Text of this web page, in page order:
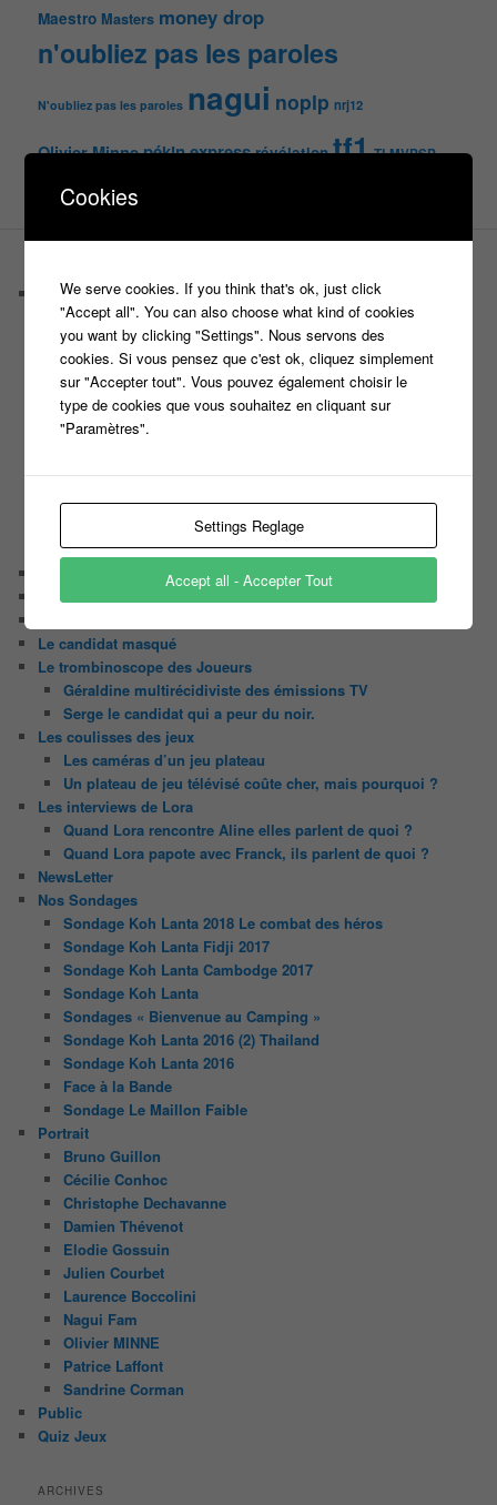
Maestro Masters money drop
n'oubliez pas les paroles
N'oubliez pas les paroles nagui noplp nrj12
Olivier Minne pékin express révélation tf1 TLMVPSP
tournage
Castings
C’est quoi un casteur ?
C’est quoi un directeur de casting ?
Harry
Motus
Slam
C’est quoi un casting ?
Les 12 coups de midi
Les Z’Amours
N’oubliez Pas Les Paroles
Tout le monde veut prendre sa place
Contact
Le candidat masqué
Le trombinoscope des Joueurs
Géraldine multirécidiviste des émissions TV
Serge le candidat qui a peur du noir.
Les coulisses des jeux
Les caméras d’un jeu plateau
Un plateau de jeu télévisé coûte cher, mais pourquoi ?
Les interviews de Lora
Quand Lora rencontre Aline elles parlent de quoi ?
Quand Lora papote avec Franck, ils parlent de quoi ?
NewsLetter
Nos Sondages
Sondage Koh Lanta 2018 Le combat des héros
Sondage Koh Lanta Fidji 2017
Sondage Koh Lanta Cambodge 2017
Sondage Koh Lanta
Sondages « Bienvenue au Camping »
Sondage Koh Lanta 2016 (2) Thailand
Sondage Koh Lanta 2016
Face à la Bande
Sondage Le Maillon Faible
Portrait
Bruno Guillon
Cécilie Conhoc
Christophe Dechavanne
Damien Thévenot
Elodie Gossuin
Julien Courbet
Laurence Boccolini
Nagui Fam
Olivier MINNE
Patrice Laffont
Sandrine Corman
Public
Quiz Jeux
ARCHIVES
Cookies
We serve cookies. If you think that's ok, just click
"Accept all". You can also choose what kind of cookies
you want by clicking "Settings". Nous servons des
cookies. Si vous pensez que c'est ok, cliquez simplement
sur "Accepter tout". Vous pouvez également choisir le
type de cookies que vous souhaitez en cliquant sur
"Paramètres".
Settings Reglage
Accept all - Accepter Tout